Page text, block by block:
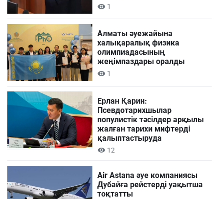
1
Алматы әуежайына
халықаралық физика
олимпиадасының
жеңімпаздары оралды
1
Ерлан Қарин:
Псевдотарихшылар
популистік тәсілдер арқылы
жалған тарихи мифтерді
қалыптастыруда
12
Air Astana әуе компаниясы
Дубайға рейстерді уақытша
тоқтатты